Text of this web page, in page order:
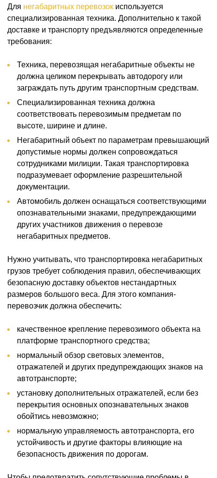
Для негабаритных перевозок используется
специализированная техника. Дополнительно к такой
доставке и транспорту предъявляются определенные
требования:
Техника, перевозящая негабаритные объекты не
должна целиком перекрывать автодорогу или
заграждать путь другим транспортным средствам.
Специализированная техника должна
соответствовать перевозимым предметам по
высоте, ширине и длине.
Негабаритный объект по параметрам превышающий
допустимые нормы должен сопровождаться
сотрудниками милиции. Такая транспортировка
подразумевает оформление разрешительной
документации.
Автомобиль должен оснащаться соответствующими
опознавательными знаками, предупреждающими
других участников движения о перевозе
негабаритных предметов.
Нужно учитывать, что транспортировка негабаритных
грузов требует соблюдения правил, обеспечивающих
безопасную доставку объектов нестандартных
размеров большого веса. Для этого компания-
перевозчик должна обеспечить:
качественное крепление перевозимого объекта на
платформе транспортного средства;
нормальный обзор световых элементов,
отражателей и других предупреждающих знаков на
автотранспорте;
установку дополнительных отражателей, если без
перекрытия основных опознавательных знаков
обойтись невозможно;
нормальную управляемость автотранспорта, его
устойчивость и другие факторы влияющие на
безопасность движения по дорогам.